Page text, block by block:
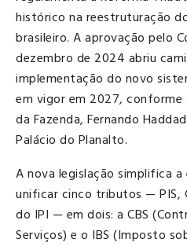
histórico na reestruturação
brasileiro. A aprovação pelo
dezembro de 2024 abriu
implementação do novo
em vigor em 2027, conforme
da Fazenda, Fernando
Palácio do Planalto.
A nova legislação simplifica
unificar cinco tributos — PIS,
do IPI — em dois: a CBS
Serviços) e o IBS (Imposto